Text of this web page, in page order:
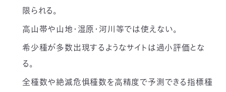
限られる。
高山帯や山地・湿原・河川等では使えない。
希少種が多数出現するようなサイトは過小評価とな
る。
全種数や絶滅危惧種数を高精度で予測できる指標種